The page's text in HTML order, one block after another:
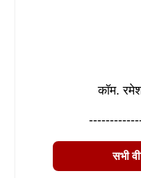
कॉम.
सभी